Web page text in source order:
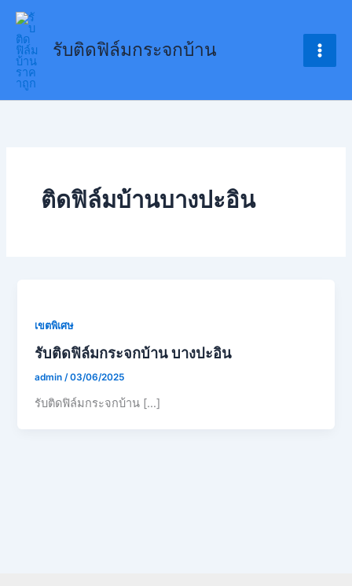
Skip
content
รับติดฟิล์มกระจกบ้าน
ติดฟิล์มบ้านบางปะอิน
เขตพิเศษ
รับติดฟิล์มกระจกบ้าน บางปะอิน
admin /03/06/2025
รับติดฟิล์มกระจกบ้าน […]